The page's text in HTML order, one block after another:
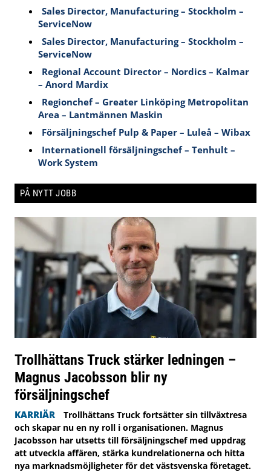
Sales Director, Manufacturing – Stockholm –
ServiceNow
Sales Director, Manufacturing – Stockholm –
ServiceNow
Regional Account Director – Nordics – Kalmar
– Anord Mardix
Regionchef – Greater Linköping Metropolitan
Area – Lantmännen Maskin
Försäljningschef Pulp & Paper – Luleå – Wibax
Internationell försäljningschef – Tenhult –
Work System
PÅ NYTT JOBB
Trollhättans Truck stärker ledningen –
Magnus Jacobsson blir ny
försäljningschef
KARRIÄR
Trollhättans Truck fortsätter sin tillväxtresa
och skapar nu en ny roll i organisationen. Magnus
Jacobsson har utsetts till försäljningschef med uppdrag
att utveckla affären, stärka kundrelationerna och hitta
nya marknadsmöjligheter för det västsvenska företaget.